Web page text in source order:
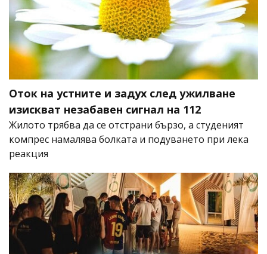
Оток на устните и задух след ужилване
изискват незабавен сигнал на 112
Жилото трябва да се отстрани бързо, а студеният
компрес намалява болката и подуването при лека
реакция